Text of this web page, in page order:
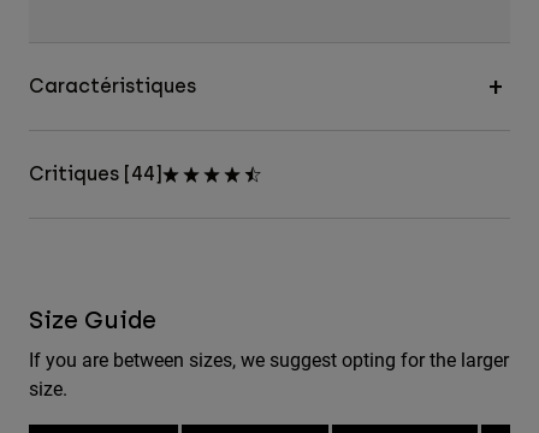
Caractéristiques
Critiques [44]
Size Guide
If you are between sizes, we suggest opting for the larger
size.